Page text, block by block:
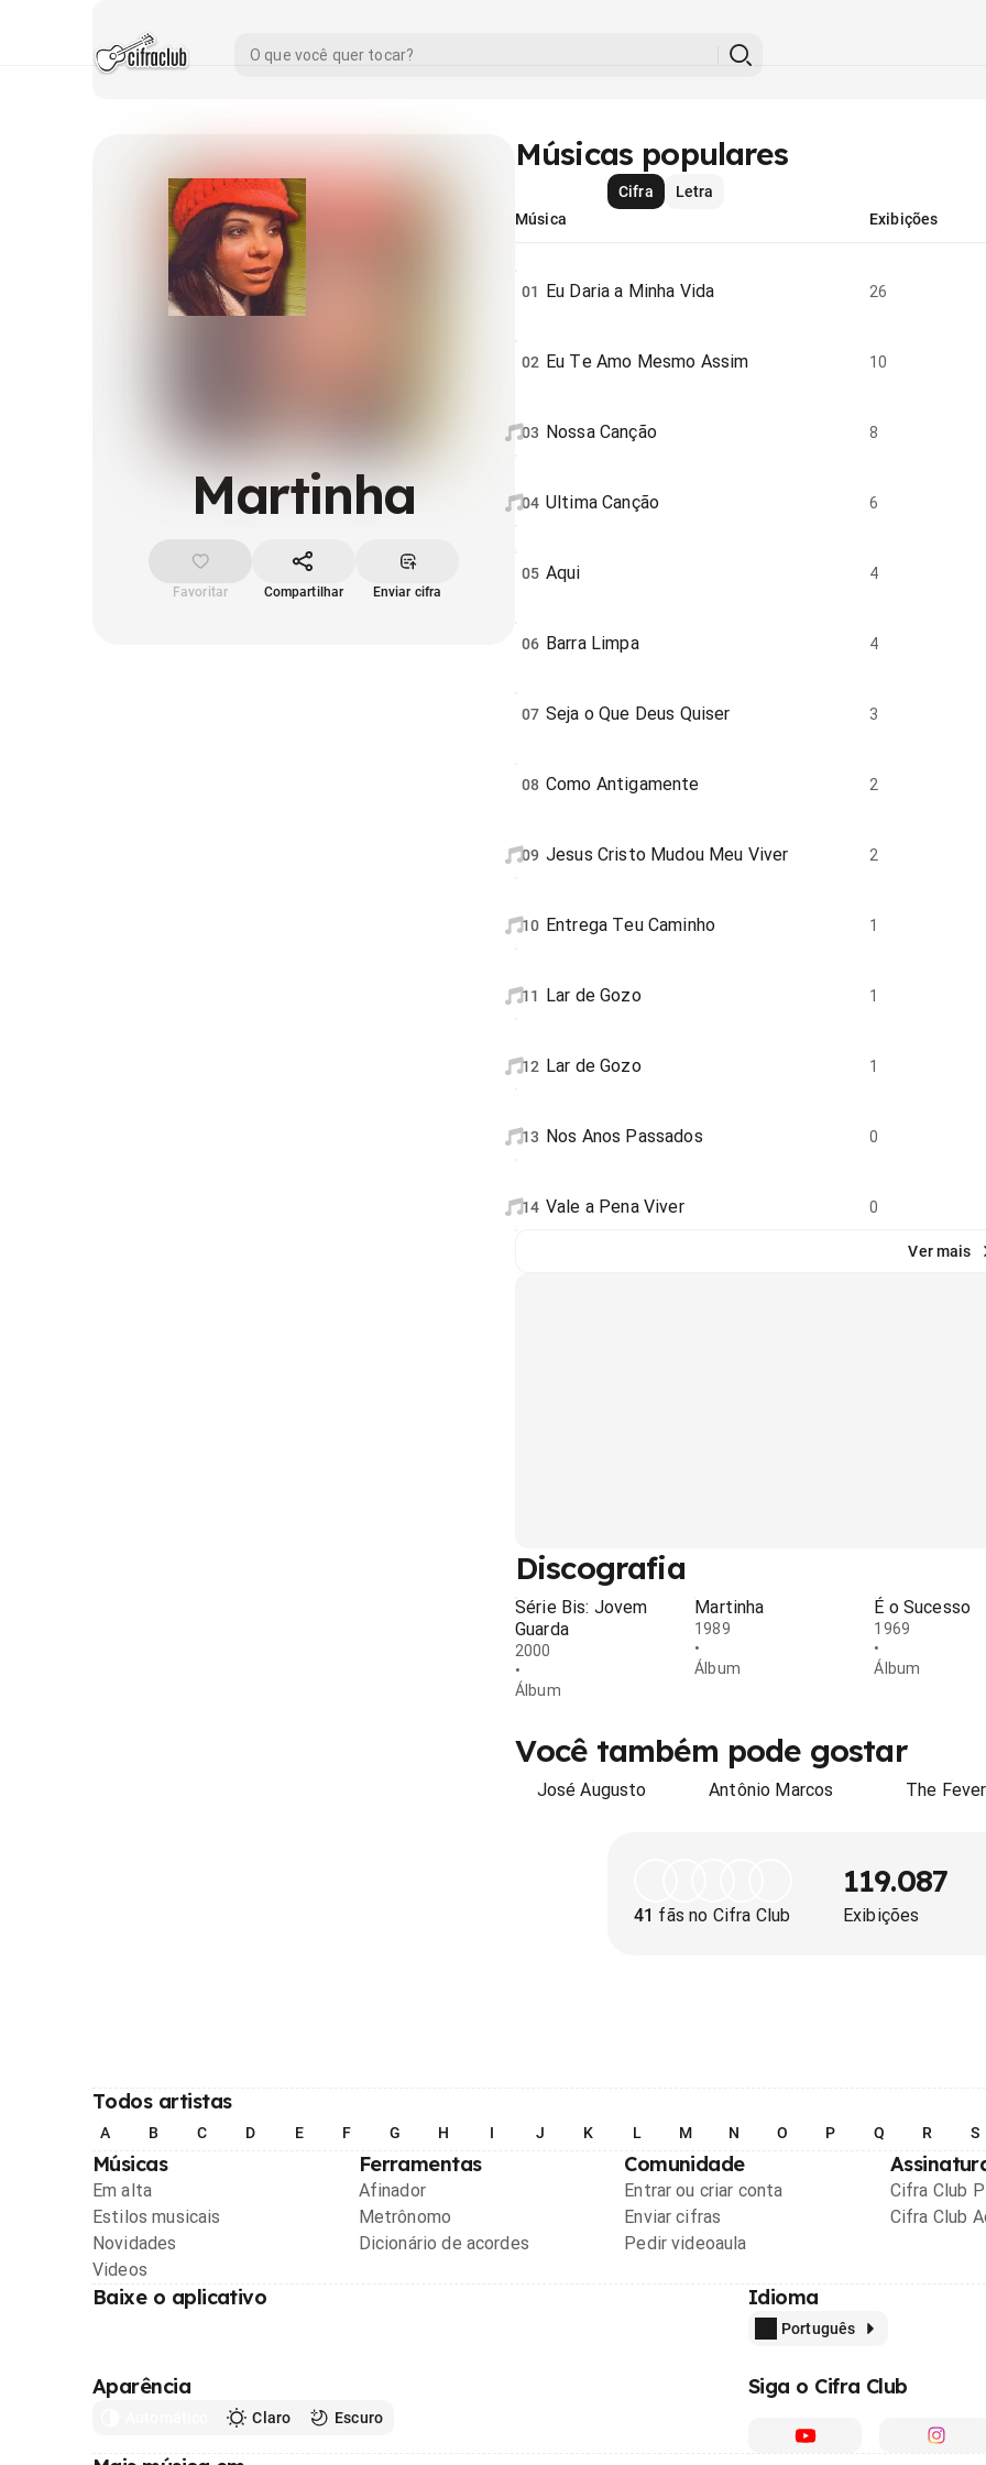
Martinha
Favoritar Compartilhar Enviar cifra
Músicas populares
Cifra
Letra
Música
Exibições
01 Eu Daria a Minha Vida 26
02 Eu Te Amo Mesmo Assim 10
03 Nossa Canção 8
04 Ultima Canção 6
05 Aqui 4
06 Barra Limpa 4
07 Seja o Que Deus Quiser 3
08 Como Antigamente 2
09 Jesus Cristo Mudou Meu Viver 2
10 Entrega Teu Caminho 1
11 Lar de Gozo 1
12 Lar de Gozo 1
13 Nos Anos Passados 0
14 Vale a Pena Viver 0
Ver mais
Discografia
Série Bis: Jovem
Guarda
2000
•
Álbum
Martinha
1989
•
Álbum
É o Sucesso
1969
•
Álbum
Você também pode gostar
José Augusto Antônio Marcos The
41 fãs no Cifra Club
119.087
Exibições
Todos artistas
A B C D E F G H I J K L M N O P Q R S
Músicas
Em alta
Estilos musicais
Novidades
Videos
Ferramentas
Afinador
Metrônomo
Dicionário de acordes
Comunidade
Entrar ou criar conta
Enviar cifras
Pedir videoaula
Cifra Club
Cifra Club
Baixe o aplicativo Idioma
Português
Aparência
Claro Escuro
Siga o Cifra Club